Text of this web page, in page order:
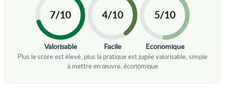
7/10
Valorisable
4/10
Facile
5/10
Economique